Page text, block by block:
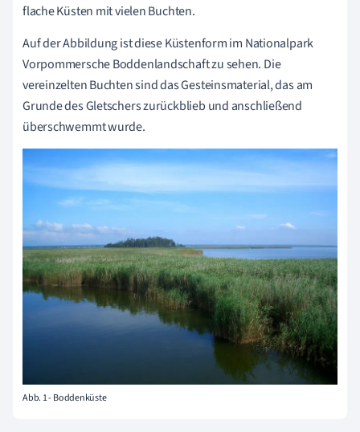
flache Küsten mit vielen Buchten.
Auf der Abbildung ist diese Küstenform im Nationalpark
Vorpommersche Boddenlandschaft zu sehen. Die
vereinzelten Buchten sind das Gesteinsmaterial, das am
Grunde des Gletschers zurückblieb und anschließend
überschwemmt wurde.
Abb. 1 - Boddenküste